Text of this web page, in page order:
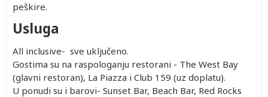
peškire.
Usluga
All inclusive- sve uključeno.
Gostima su na raspologanju restorani - The West Bay
(glavni restoran), La Piazza i Club 159 (uz doplatu).
U ponudi su i barovi- Sunset Bar, Beach Bar, Red Rocks